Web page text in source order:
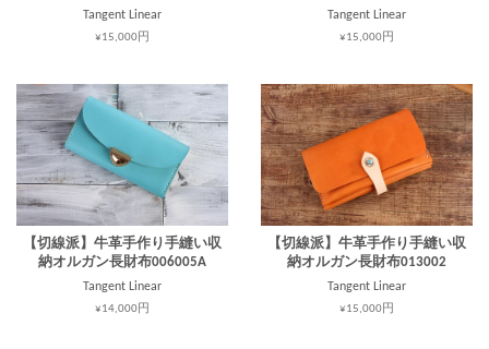
Tangent Linear
¥15,000円
Tangent Linear
¥15,000円
【切線派】牛革手作り手縫い収
納オルガン長財布006005A
Tangent Linear
¥14,000円
【切線派】牛革手作り手縫い収
納オルガン長財布013002
Tangent Linear
¥15,000円